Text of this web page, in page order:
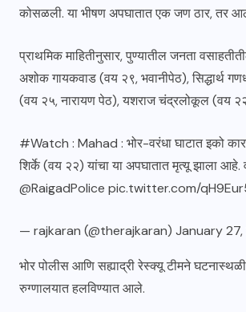
कोसळली. या भीषण अपघातात एक जण ठार, तर
प्राथमिक माहितीनुसार, पुण्यातील जनता
अशोक गायकवाड (वय २९, भवानीपेठ), सिद्धार्थ
(वय २५, नारायण पेठ), यशराज चंद्रलोकूल (वय
#Watch : Mahad : भोर-वरंधा घाटात इको
शिर्के (वय २२) यांचा या अपघातात मृत्यू झाला
@RaigadPolice pic.twitter.com/
— rajkaran (@therajkaran) January
भोर पोलीस आणि सह्याद्री रेस्क्यू टीमने
रुग्णालयात हलविण्यात आले.